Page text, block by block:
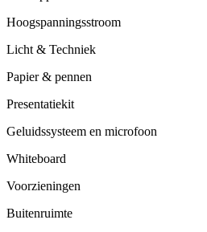
Hoogspanningsstroom
Licht & Techniek
Papier & pennen
Presentatiekit
Geluidssysteem en microfoon
Whiteboard
Voorzieningen
Buitenruimte